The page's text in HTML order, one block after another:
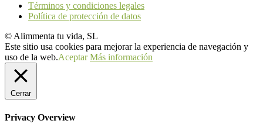
Términos y condiciones legales
Política de protección de datos
© Alimmenta tu vida, SL
Este sitio usa cookies para mejorar la experiencia de navegación y
uso de la web.Aceptar Más información
Cerrar
Privacy Overview